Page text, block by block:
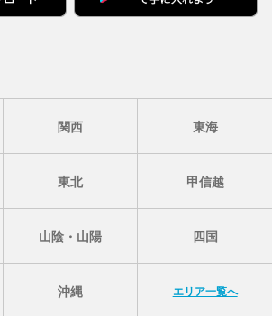
関西 東海
東北 甲信越
山陰・山陽 四国
沖縄 エリア一覧へ